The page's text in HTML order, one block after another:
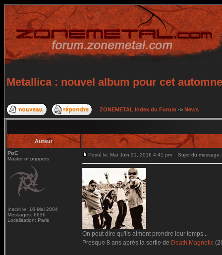
Metallica : nouvel album pour cet automne
ZONEMETAL Index du Forum -> News
Auteur
PoC
Master of puppets
Inscrit le: 16 Mai 2004
Messages: 6636
Localisation: Paris
Posté le: Mar Juin 21, 2016 4:41 pm Sujet du message:
On peut dire qu'ils aiment prendre leur temps...
Presque 8 ans après la sortie de Death Magnetic